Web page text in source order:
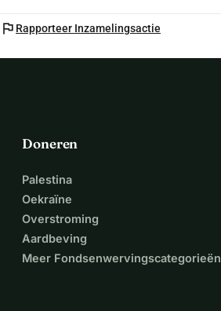
flag Rapporteer Inzamelingsactie
Doneren
Palestina
Oekraïne
Overstroming
Aardbeving
Meer Fondsenwervingscategorieën